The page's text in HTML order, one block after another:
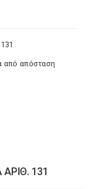
από απόσταση
131